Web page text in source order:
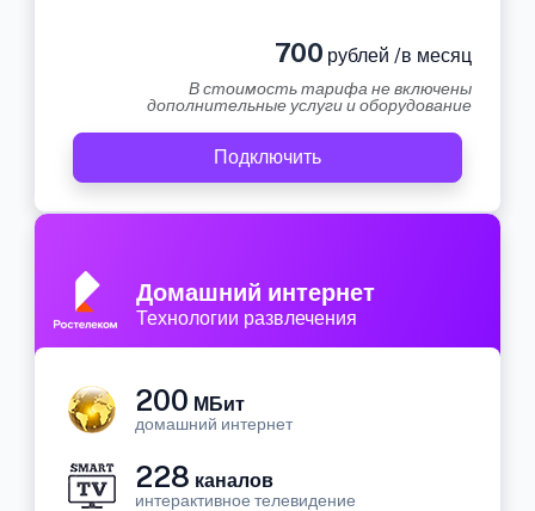
700 рублей /в месяц
В стоимость тарифа не включены
дополнительные услуги и оборудование
Подключить
Домашний интернет
Технологии развлечения
200 МБит
домашний интернет
228 каналов
интерактивное телевидение